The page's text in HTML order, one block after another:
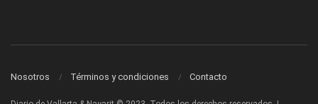
Nosotros Términos y condiciones Contacto